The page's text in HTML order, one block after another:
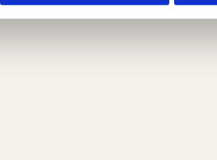
os til at se dig!